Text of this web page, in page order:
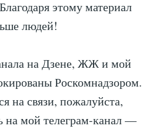
этому материал
людей!
на Дзене, ЖЖ и мой
Роскомнадзором.
на связи, пожалуйста,
на мой телеграм-канал —